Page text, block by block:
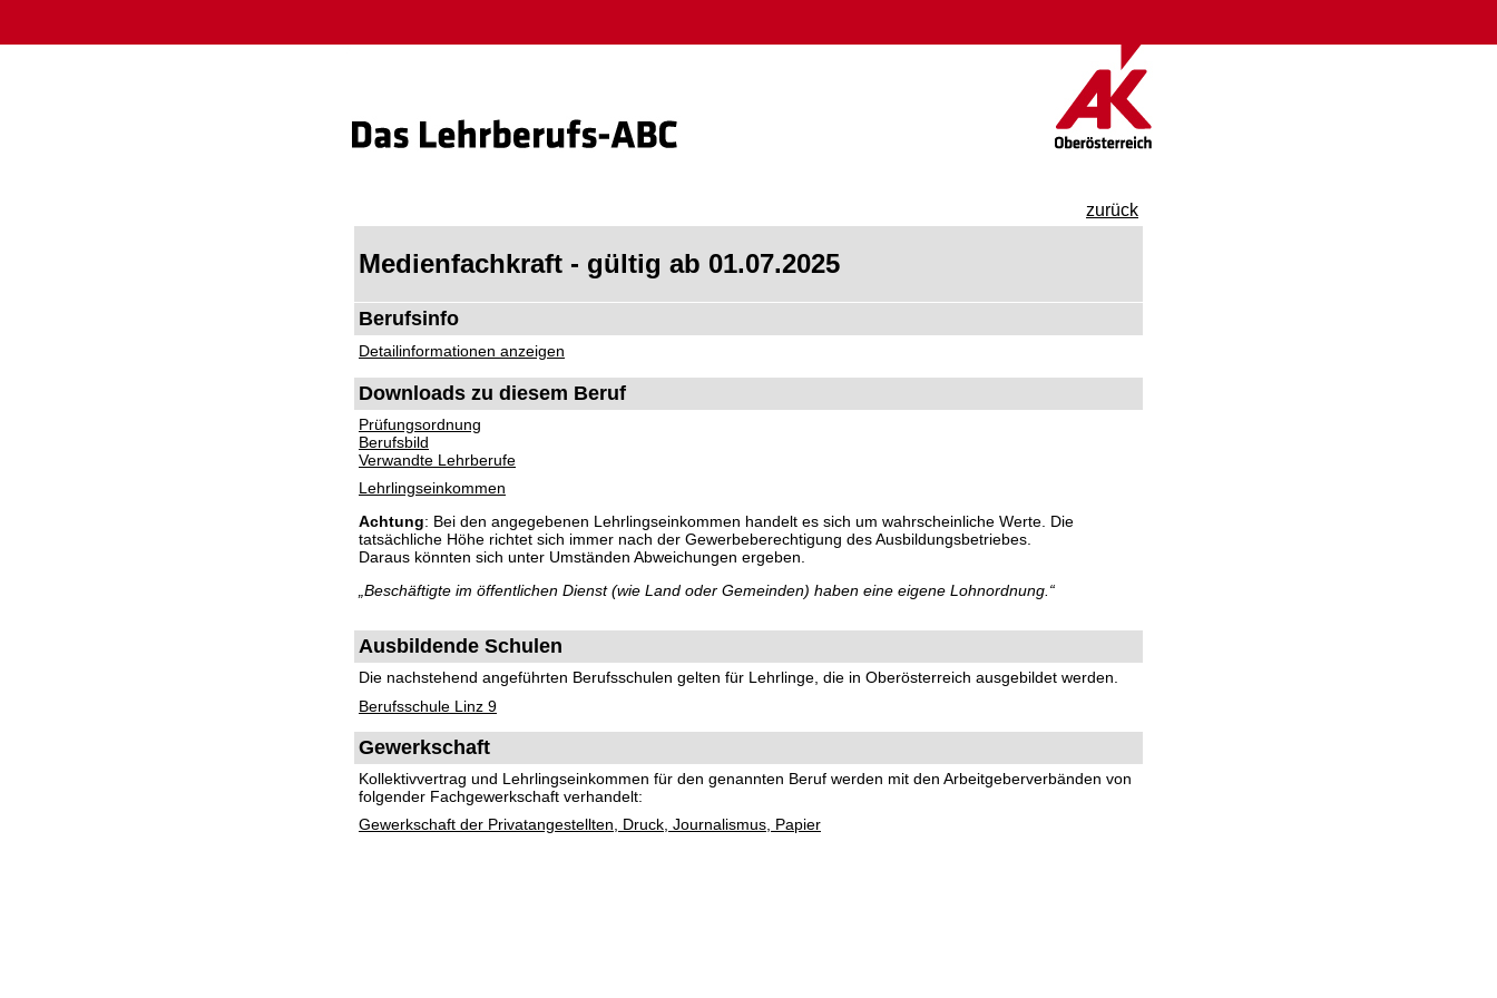
zurück
Medienfachkraft - gültig ab 01.07.2025
Berufsinfo
Detailinformationen anzeigen
Downloads zu diesem Beruf
Prüfungsordnung
Berufsbild
Verwandte Lehrberufe
Lehrlingseinkommen
Achtung: Bei den angegebenen Lehrlingseinkommen handelt es sich um wahrscheinliche Werte. Die
tatsächliche Höhe richtet sich immer nach der Gewerbeberechtigung des Ausbildungsbetriebes.
Daraus könnten sich unter Umständen Abweichungen ergeben.
„Beschäftigte im öffentlichen Dienst (wie Land oder Gemeinden) haben eine eigene Lohnordnung.“
Ausbildende Schulen
Die nachstehend angeführten Berufsschulen gelten für Lehrlinge, die in Oberösterreich ausgebildet werden.
Berufsschule Linz 9
Gewerkschaft
Kollektivvertrag und Lehrlingseinkommen für den genannten Beruf werden mit den Arbeitgeberverbänden von
folgender Fachgewerkschaft verhandelt:
Gewerkschaft der Privatangestellten, Druck, Journalismus, Papier